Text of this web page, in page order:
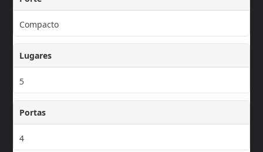
Compacto
Lugares
5
Portas
4